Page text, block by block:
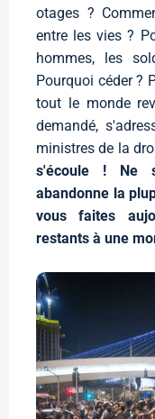
otages ?
entre les vies ?
hommes, les
Pourquoi céder ?
tout le monde
demandé,
ministres de la
s'écoule ! Ne
abandonne la
vous faites
restants à une